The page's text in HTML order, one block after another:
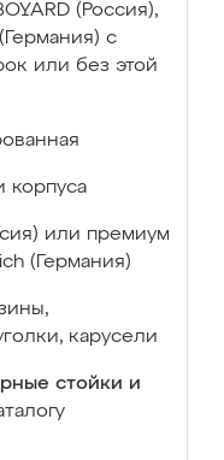
(Россия),
с
или без этой
корпуса
или премиум
(Германия)
карусели
стойки и